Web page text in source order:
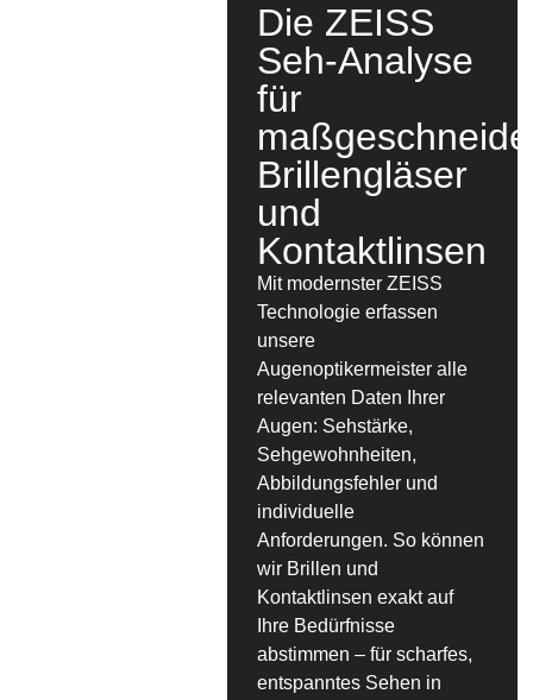
Die ZEISS
Seh-Analyse
für
Brillengläser
und
Kontaktlinsen
Mit modernster ZEISS
Technologie erfassen
unsere
Augenoptikermeister alle
relevanten Daten Ihrer
Augen: Sehstärke,
Sehgewohnheiten,
Abbildungsfehler und
individuelle
Anforderungen. So können
wir Brillen und
Kontaktlinsen exakt auf
Ihre Bedürfnisse
abstimmen – für scharfes,
entspanntes Sehen in